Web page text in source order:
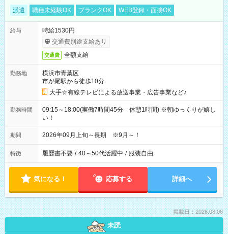
派遣 職種未経験OK ブランクOK WEB登録・面接OK
給与
時給1530円
交通費別途支給あり
交通費 全額支給
勤務地
横浜市青葉区
市が尾駅から徒歩10分
大手☆有線テレビによる放送事業・広告事業など♪
勤務時間
09:15～18:00(実働7時間45分 休憩1時間) ※朝ゆっくりが嬉し
い！
期間 2026年09月上旬～長期 ※9月～！
特徴 履歴書不要 / 40～50代活躍中 / 服装自由
気になる！ 応募する 詳細へ
掲載日：2026.08.06
未読